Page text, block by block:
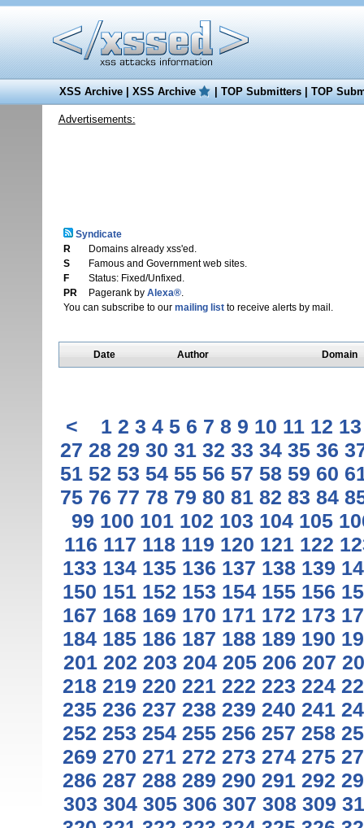
XSS Archive|XSS Archive |TOP Submitters|TOP
Advertisements:
Syndicate
R
Domains already xss'ed.
S
Famous and Government web sites.
F
Status: Fixed/Unfixed.
PR
Pagerank by Alexa®.
You can subscribe to our mailing listto receive alerts by mail.
Date Author Domain
< 1 2 3 4 5 6 7 8 9 10 11 12 13
27 28 29 30 31 32 33 34 35 36
51 52 53 54 55 56 57 58 59 60
75 76 77 78 79 80 81 82 83 84
99 100 101 102 103 104 105
116 117 118 119 120 121 122
133 134 135 136 137 138 139
150 151 152 153 154 155 156
167 168 169 170 171 172 173
184 185 186 187 188 189 190
201 202 203 204 205 206 207
218 219 220 221 222 223 224
235 236 237 238 239 240 241
252 253 254 255 256 257 258
269 270 271 272 273 274 275
286 287 288 289 290 291 292
303 304 305 306 307 308 309